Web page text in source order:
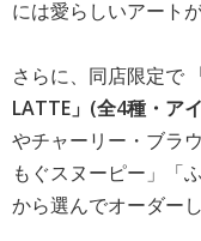
には愛らしいアート
さらに、同店限定で
LATTE」(全4種・ア
やチャーリー・ブラ
もぐスヌーピー」「
から選んでオーダーし